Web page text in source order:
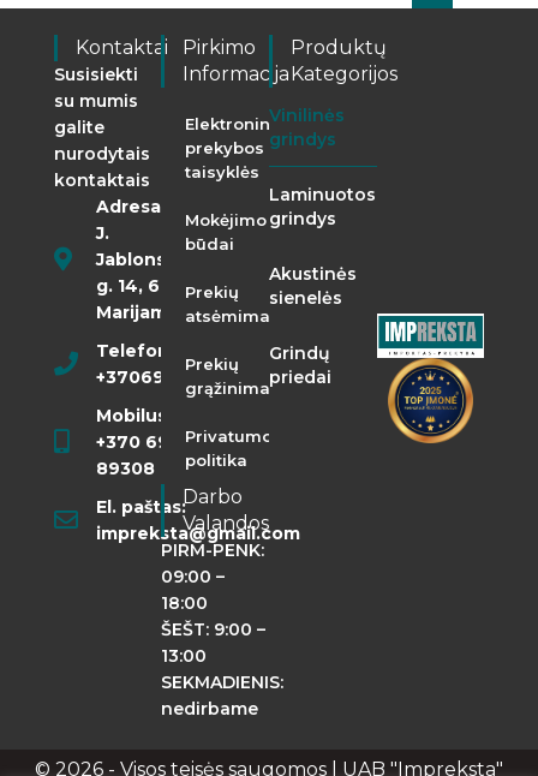
Kontaktai
Susisiekti
su mumis
galite
nurodytais
kontaktais
Adresas:
J.
Jablonskio
g. 14, 68290
Marijampolė
Telefonas:
+37069855400
Mobilusis:
+370 698
89308
El. paštas:
impreksta@gmail.com
Pirkimo
Informacija
Elektroninės
prekybos
taisyklės
Mokėjimo
būdai
Prekių
atsėmimas
Prekių
grąžinimas
Privatumo
politika
Darbo
Valandos
PIRM-PENK:
09:00 –
18:00
ŠEŠT: 9:00 –
13:00
SEKMADIENIS:
nedirbame
Produktų
Kategorijos
Vinilinės
grindys
Laminuotos
grindys
Akustinės
sienelės
Grindų
priedai
© 2026 - Visos teisės saugomos | UAB "Impreksta"